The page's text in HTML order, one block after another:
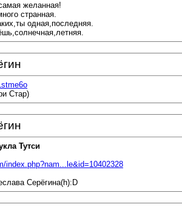
желанная!
странная.
одная,последняя.
Стар)
Тутси
index.php?nam...le&id=10402328
Серёгина(h):D